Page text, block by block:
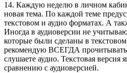
14. Каждую неделю в личном
новая тема. По каждой теме
текстовом и аудио форматах. А
Иногда в аудиоверсии не
которые были сделаны в
рекомендую ВСЕГДА прочитывать
слушаете аудио. Текстовая версия
сравнению с аудиоверсией.